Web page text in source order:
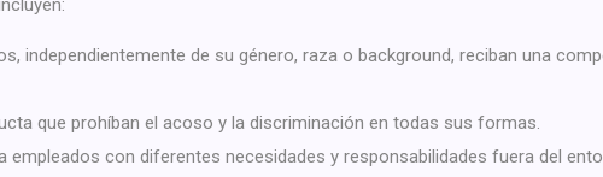
independientemente de su género, raza o background, reciban una
que prohíban el acoso y la discriminación en todas sus formas.
con diferentes necesidades y responsabilidades fuera del